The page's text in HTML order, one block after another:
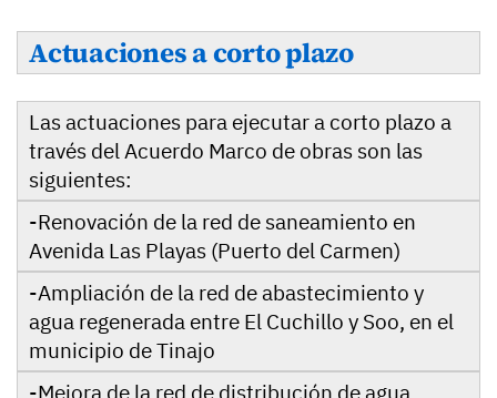
Actuaciones a corto plazo
Las actuaciones para ejecutar a corto plazo a
través del Acuerdo Marco de obras son las
siguientes:
-Renovación de la red de saneamiento en
Avenida Las Playas (Puerto del Carmen)
-Ampliación de la red de abastecimiento y
agua regenerada entre El Cuchillo y Soo, en el
municipio de Tinajo